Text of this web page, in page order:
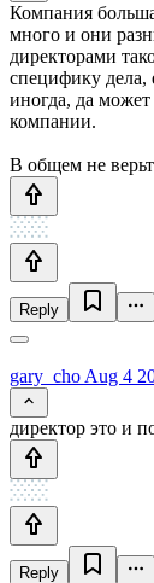
Компания
много и они
директорами
специфику дела,
иногда, да
компании.
В общем не
Reply
gary_cho Aug 4
директор это и
Reply